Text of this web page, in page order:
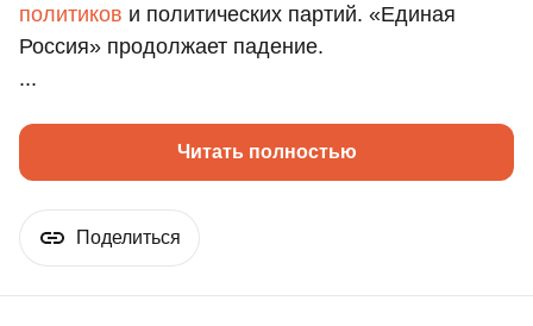
политиков и политических партий. «Единая
Россия» продолжает падение.
...
Читать полностью
Поделиться